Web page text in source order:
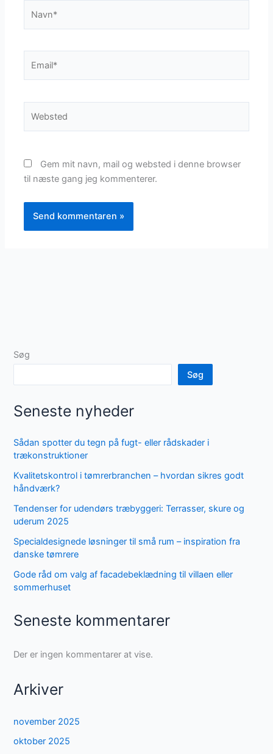
Gem mit navn, mail og websted i denne browser
til næste gang jeg kommenterer.
Søg
Søg
Seneste nyheder
Sådan spotter du tegn på fugt- eller rådskader i
trækonstruktioner
Kvalitetskontrol i tømrerbranchen – hvordan sikres godt
håndværk?
Tendenser for udendørs træbyggeri: Terrasser, skure og
uderum 2025
Specialdesignede løsninger til små rum – inspiration fra
danske tømrere
Gode råd om valg af facadebeklædning til villaen eller
sommerhuset
Seneste kommentarer
Der er ingen kommentarer at vise.
Arkiver
november 2025
oktober 2025